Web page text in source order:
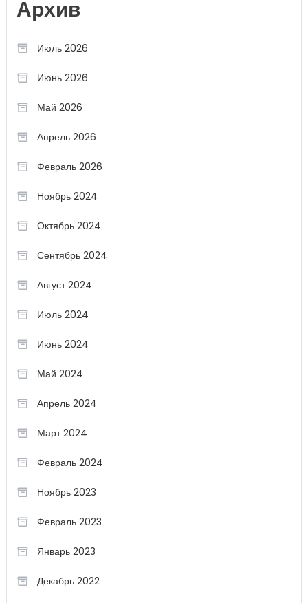
Архив
Июль 2026
Июнь 2026
Май 2026
Апрель 2026
Февраль 2026
Ноябрь 2024
Октябрь 2024
Сентябрь 2024
Август 2024
Июль 2024
Июнь 2024
Май 2024
Апрель 2024
Март 2024
Февраль 2024
Ноябрь 2023
Февраль 2023
Январь 2023
Декабрь 2022